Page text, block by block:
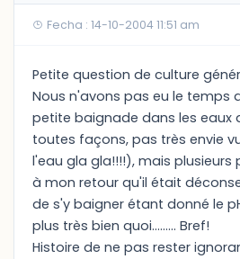
Fecha : 14-10-2004 11:51 am
Petite question de culture
Nous n'avons pas eu le temps
petite baignade dans les eaux
toutes façons, pas très envie
l'eau gla gla!!!!), mais
à mon retour qu'il était
de s'y baigner étant donné le
plus très bien quoi......... Bref!
Histoire de ne pas rester